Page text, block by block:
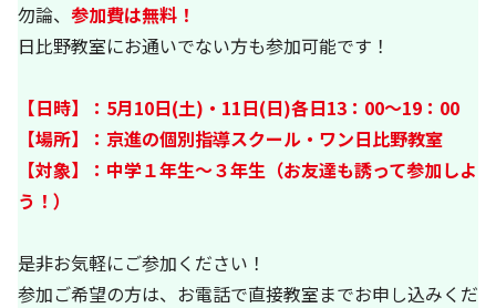
勿論、 参加費は無料！
日比野教室にお通いでない方も参加可能です！
【日時】：5月10日(土)・11日(日)各日13：00～19：00
【場所】：京進の個別指導スクール・ワン日比野教室
【対象】：中学１年生～３年生（お友達も誘って参加しよ
う！）
是非お気軽にご参加ください！
参加ご希望の方は、お電話で直接教室までお申し込みくだ